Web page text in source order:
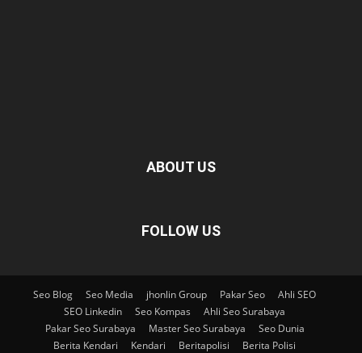
ABOUT US
FOLLOW US
Seo Blog Seo Media jhonlin Group Pakar Seo
Ahli SEO
SEO Linkedin
Seo Kompas
Ahli Seo Surabaya
Pakar Seo Surabaya
Master Seo Surabaya
Seo Dunia
Berita Kendari
Kendari Beritapolisi Berita Polisi